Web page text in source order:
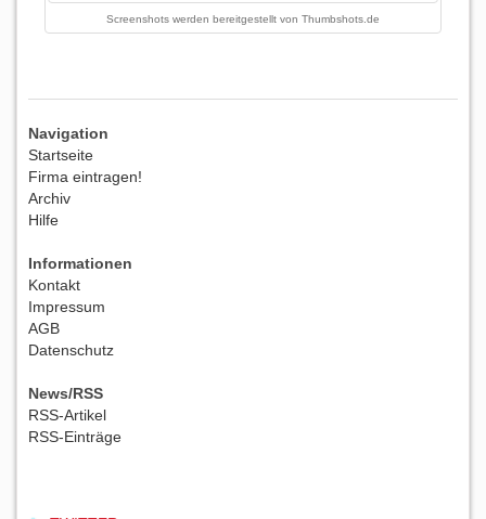
Screenshots werden bereitgestellt von Thumbshots.de
Navigation
Startseite
Firma eintragen!
Archiv
Hilfe
Informationen
Kontakt
Impressum
AGB
Datenschutz
News/RSS
RSS-Artikel
RSS-Einträge